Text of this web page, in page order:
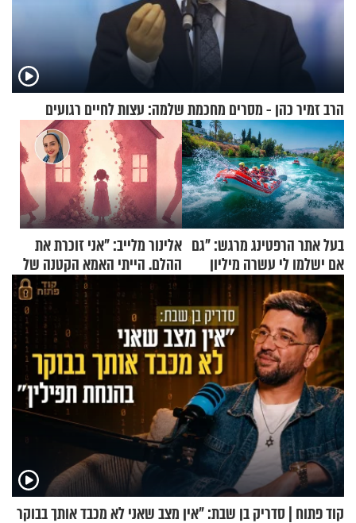
הרב זמיר כהן - מסרים מחכמת שלמה: עצות לחיים רגועים
בעל אתר הרפטינג מרגש: "גם
אם ישלמו לי עשרה מיליון
שקלים - לא אפתח בשבת"
אלינור מלייב: "אני זוכרת את
ההלם. הייתי האמא הקטנה של
הבית"
קוד פתוח | סדריק בן שבת: "אין מצב שאני לא מכבד אותך בבוקר